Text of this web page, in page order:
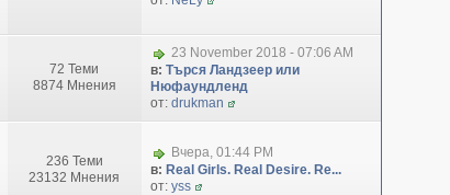
72 Теми
8874 Мнения
23 November 2018 - 07:06 AM
в: Търся Ландзеер или
Нюфаундленд
от: drukman
236 Теми
23132 Мнения
Вчера, 01:44 PM
в: Real Girls. Real Desire. Re...
от: yss